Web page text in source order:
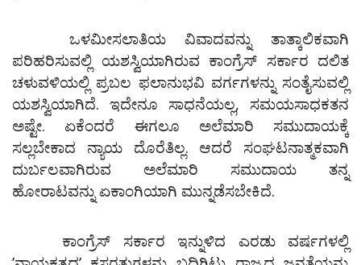
ಒಳಮೀಸಲಾತಿಯ ವಿವಾದವನ್ನು ತಾತ್ಕಾಲಿಕವಾಗಿ
ಪರಿಹರಿಸುವಲ್ಲಿ ಯಶಸ್ವಿಯಾಗಿರುವ ಕಾಂಗ್ರೆಸ್ ಸರ್ಕಾರ ದಲಿತ
ಚಳುವಳಿಯಲ್ಲಿ ಪ್ರಬಲ ಫಲಾನುಭವಿ ವರ್ಗಗಳನ್ನು ಸಂತೈಸುವಲ್ಲಿ
ಯಶಸ್ವಿಯಾಗಿದೆ. ಇದೇನೂ ಸಾಧನೆಯಲ್ಲ, ಸಮಯಸಾಧಕತನ
ಅಷ್ಟೇ. ಏಕೆಂದರೆ ಈಗಲೂ ಅಲೆಮಾರಿ ಸಮುದಾಯಕ್ಕೆ
ಸಲ್ಲಬೇಕಾದ ನ್ಯಾಯ ದೊರೆತಿಲ್ಲ. ಆದರೆ ಸಂಘಟನಾತ್ಮಕವಾಗಿ
ದುರ್ಬಲವಾಗಿರುವ ಅಲೆಮಾರಿ ಸಮುದಾಯ ತನ್ನ
ಹೋರಾಟವನ್ನು ಏಕಾಂಗಿಯಾಗಿ ಮುನ್ನಡೆಸಬೇಕಿದೆ.
ಕಾಂಗ್ರೆಸ್ ಸರ್ಕಾರ ಇನ್ನುಳಿದ ಎರಡು ವರ್ಷಗಳಲ್ಲಿ